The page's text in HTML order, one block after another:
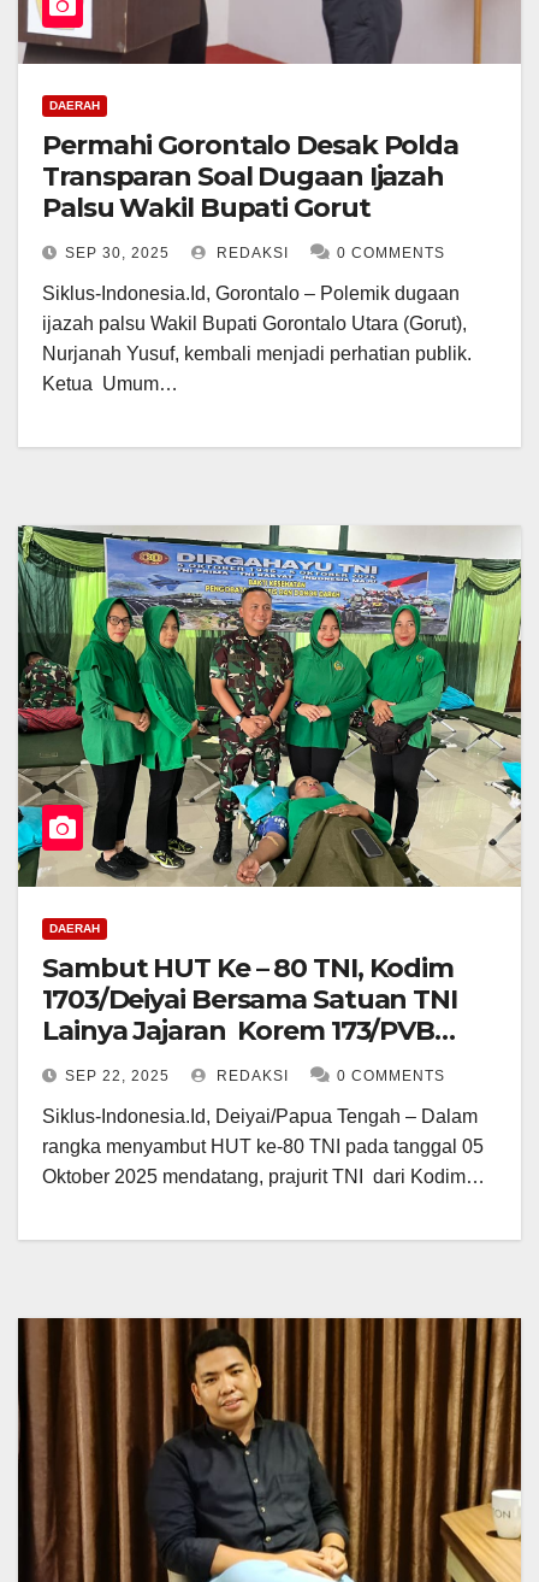
DAERAH
Permahi Gorontalo Desak Polda
Transparan Soal Dugaan Ijazah
Palsu Wakil Bupati Gorut
SEP 30, 2025 REDAKSI 0 COMMENTS
Siklus-Indonesia.Id, Gorontalo – Polemik dugaan
ijazah palsu Wakil Bupati Gorontalo Utara (Gorut),
Nurjanah Yusuf, kembali menjadi perhatian publik.
Ketua Umum…
DAERAH
Sambut HUT Ke – 80 TNI, Kodim
1703/Deiyai Bersama Satuan TNI
Lainya Jajaran Korem 173/PVB
Gelar Bhakti Sosial Donor Darah
dan Pengobatan Umum
SEP 22, 2025 REDAKSI 0 COMMENTS
Siklus-Indonesia.Id, Deiyai/Papua Tengah – Dalam
rangka menyambut HUT ke-80 TNI pada tanggal 05
Oktober 2025 mendatang, prajurit TNI dari Kodim…